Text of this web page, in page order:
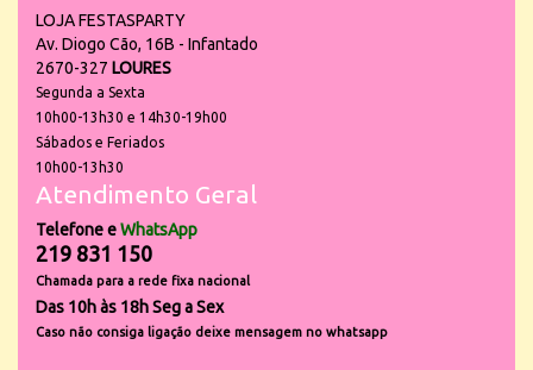
LOJA FESTASPARTY
Av. Diogo Cão, 16B - Infantado
2670-327 LOURES
Segunda a Sexta
10h00-13h30 e 14h30-19h00
Sábados e Feriados
10h00-13h30
Atendimento Geral
Telefone eWhatsApp
219 831 150
Chamada para a rede fixa nacional
Das 10h às 18h Seg a Sex
Caso não consiga ligação deixe mensagem no whatsapp